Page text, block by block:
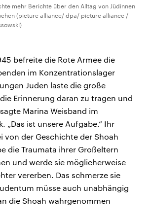
mehr Berichte über den Alltag von Jüdinnen
(picture alliance/ dpa/ picture alliance /
befreite die Rote Armee die
im Konzentrationslager
Juden laste die große
Erinnerung daran zu tragen und
Marina Weisband im
„Das ist unsere Aufgabe.“ Ihr
von der Geschichte der Shoah
die Traumata ihrer Großeltern
und werde sie möglicherweise
vererben. Das schmerze sie
müsse auch unabhängig
die Shoah wahrgenommen